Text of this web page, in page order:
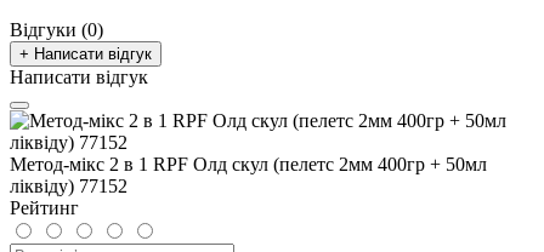
Відгуки (0)
+ Написати відгук
Написати відгук
Метод-мікс 2 в 1 RPF Олд скул (пелетс 2мм 400гр + 50мл
ліквіду) 77152
Рейтинг